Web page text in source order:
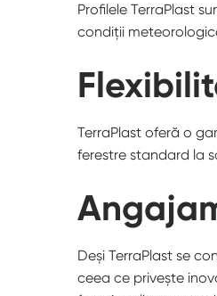
Profilele TerraPlast
condiții
TerraPlast oferă o
ferestre standard la
Deși TerraPlast se
ceea ce privește